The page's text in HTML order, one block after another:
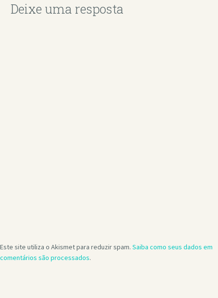
Deixe uma resposta
Este site utiliza o Akismet para reduzir spam. Saiba como seus dados em
comentários são processados.